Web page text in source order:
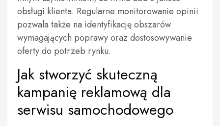
obsługi klienta. Regularne monitorowanie opinii
pozwala także na identyfikację obszarów
wymagających poprawy oraz dostosowywanie
oferty do potrzeb rynku.
Jak stworzyć skuteczną
kampanię reklamową dla
serwisu samochodowego